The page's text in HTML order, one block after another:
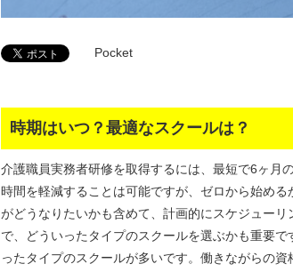
Pocket
時期はいつ？最適なスクールは？
介護職員実務者研修を取得するには、最短で6ヶ月
時間を軽減することは可能ですが、ゼロから始め
がどうなりたいかも含めて、計画的にスケジュー
で、どういったタイプのスクールを選ぶかも重要
ったタイプのスクールが多いです。働きながらの